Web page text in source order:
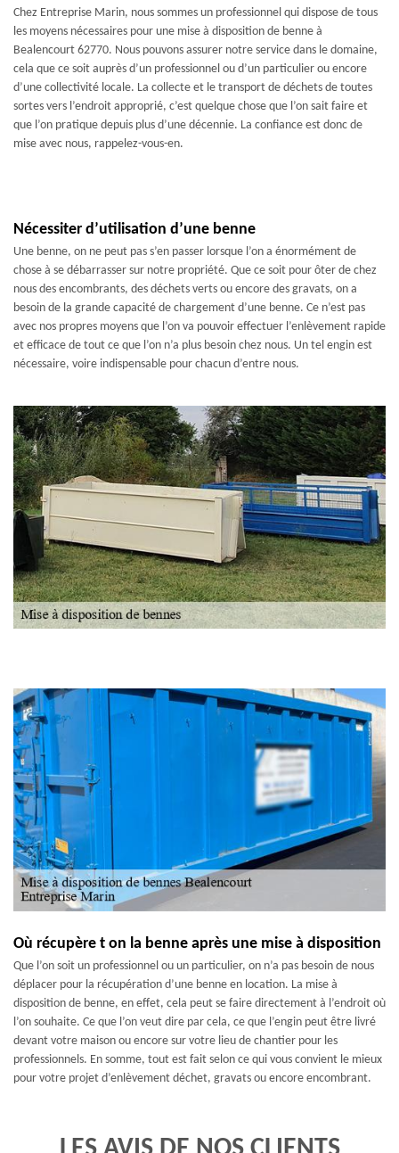
Chez Entreprise Marin, nous sommes un professionnel qui dispose de tous
les moyens nécessaires pour une mise à disposition de benne à
Bealencourt 62770. Nous pouvons assurer notre service dans le domaine,
cela que ce soit auprès d’un professionnel ou d’un particulier ou encore
d’une collectivité locale. La collecte et le transport de déchets de toutes
sortes vers l’endroit approprié, c’est quelque chose que l’on sait faire et
que l’on pratique depuis plus d’une décennie. La confiance est donc de
mise avec nous, rappelez-vous-en.
Nécessiter d’utilisation d’une benne
Une benne, on ne peut pas s’en passer lorsque l’on a énormément de
chose à se débarrasser sur notre propriété. Que ce soit pour ôter de chez
nous des encombrants, des déchets verts ou encore des gravats, on a
besoin de la grande capacité de chargement d’une benne. Ce n’est pas
avec nos propres moyens que l’on va pouvoir effectuer l’enlèvement rapide
et efficace de tout ce que l’on n’a plus besoin chez nous. Un tel engin est
nécessaire, voire indispensable pour chacun d’entre nous.
Où récupère t on la benne après une mise à disposition
Que l’on soit un professionnel ou un particulier, on n’a pas besoin de nous
déplacer pour la récupération d’une benne en location. La mise à
disposition de benne, en effet, cela peut se faire directement à l’endroit où
l’on souhaite. Ce que l’on veut dire par cela, ce que l’engin peut être livré
devant votre maison ou encore sur votre lieu de chantier pour les
professionnels. En somme, tout est fait selon ce qui vous convient le mieux
pour votre projet d’enlèvement déchet, gravats ou encore encombrant.